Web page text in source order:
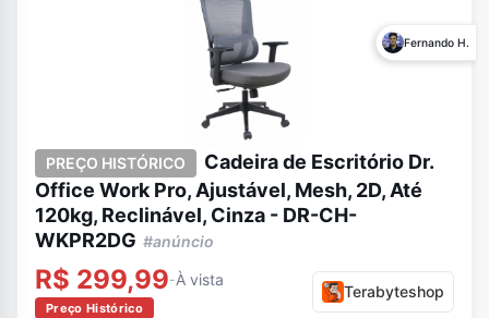
Fernando H.
PREÇO HISTÓRICO
Cadeira de Escritório Dr.
Office Work Pro, Ajustável, Mesh, 2D, Até
120kg, Reclinável, Cinza - DR-CH-
WKPR2DG #anúncio
R$ 299,99-À vista
Preço Histórico
Terabyteshop